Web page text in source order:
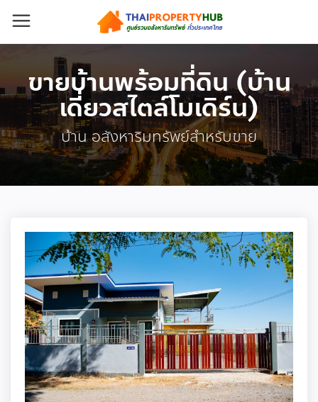
ขายบ้านพร้อมที่ดิน (บ้าน
เดี่ยวสไตล์โมเดิร์น)
บ้าน อสังหาริมทรัพย์สำหรับขาย